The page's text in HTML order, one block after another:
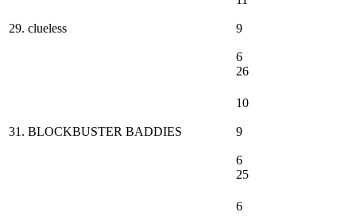
29. clueless 9
6
26
31. BLOCKBUSTER BADDIES
10
9
6
25
6